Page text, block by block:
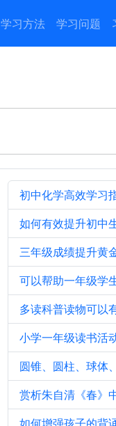
学习方法 学习问题
初中化学高效学习
如何有效提升初中
三年级成绩提升黄
可以帮助一年级学
多读科普读物可以
小学一年级读书活
圆锥、圆柱、球体
赏析朱自清《春》